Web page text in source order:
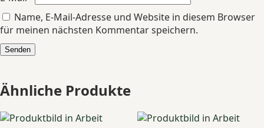
Name, E-Mail-Adresse und Website in diesem Browser
für meinen nächsten Kommentar speichern.
Ähnliche Produkte